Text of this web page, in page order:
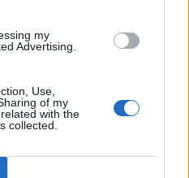
my
Advertising.
Use,
of my
with the
collected.